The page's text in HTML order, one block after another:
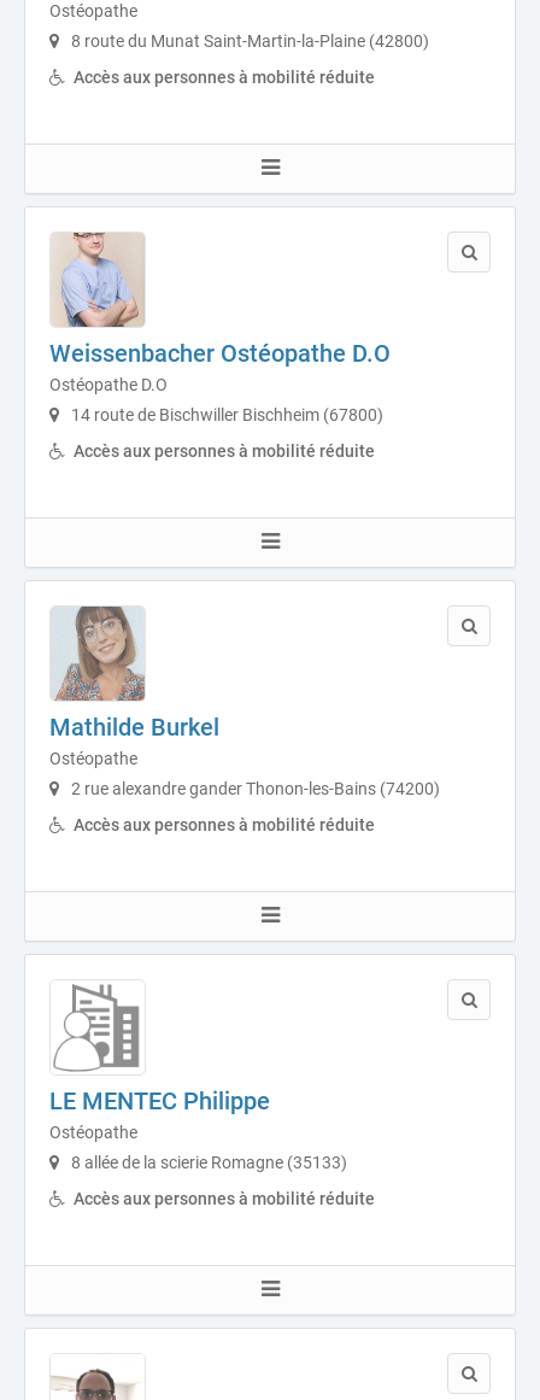
Ostéopathe
8 route du Munat Saint-Martin-la-Plaine (42800)
Accès aux personnes à mobilité réduite
Weissenbacher Ostéopathe D.O
Ostéopathe D.O
14 route de Bischwiller Bischheim (67800)
Accès aux personnes à mobilité réduite
Mathilde Burkel
Ostéopathe
2 rue alexandre gander Thonon-les-Bains (74200)
Accès aux personnes à mobilité réduite
LE MENTEC Philippe
Ostéopathe
8 allée de la scierie Romagne (35133)
Accès aux personnes à mobilité réduite